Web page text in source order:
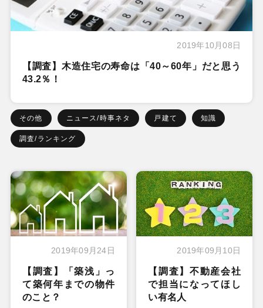
2019年10月08日
【調査】木造住宅の寿命は「40～60年」だと思う
43.2％！
その他 ニュース/時事ネタ 戸建て 知識
調査/ランキング
2019年09月24日
【調査】「築浅」っ
て築何年までの物件
のこと？
2019年09月10日
【調査】不動産会社
で担当になってほし
い有名人